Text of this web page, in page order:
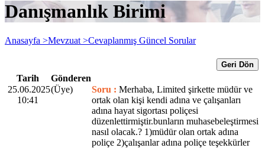
Danışmanlık Birimi
Anasayfa >Mevzuat >Cevaplanmış Güncel Sorular
Geri Dön
Tarih
Gönderen
25.06.2025
10:41
(Üye) Soru : Merhaba, Limited şirkette müdür ve
ortak olan kişi kendi adına ve çalışanları
adına hayat sigortası poliçesi
düzenlettirmiştir.bunların muhasebeleştirmesi
nasıl olacak.? 1)müdür olan ortak adına
poliçe 2)çalışanlar adına poliçe teşekkürler